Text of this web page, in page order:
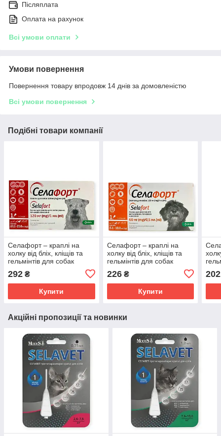
Післяплата
Оплата на рахунок
Всі умови оплати
Умови повернення
Повернення товару впродовж 14 днів за домовленістю
Всі умови повернення
Подібні товари компанії
Селафорт – краплі на
холку від бліх, кліщів та
гельмінтів для собак
292 ₴
Купити
Селафорт – краплі на
холку від бліх, кліщів та
гельмінтів для собак
226₴
Купити
202
Акційні пропозиції та новинки